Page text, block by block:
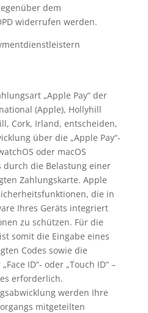
dem
widerrufen werden.
„Apple Pay“ der
(Apple), Hollyhill
Cork, Irland, entscheiden,
über die „Apple Pay“-
oder macOS
durch die Belastung einer
Zahlungskarte. Apple
die in
Ihres Geräts integriert
zu schützen. Für die
somit die Eingabe eines
Codes sowie die
ID“- oder „Touch ID“ –
erforderlich.
werden Ihre
mitgeteilten